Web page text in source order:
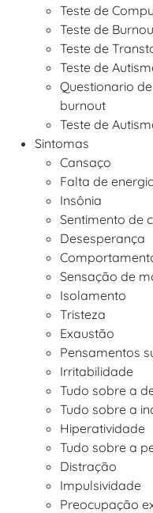
Teste de
Teste de
Teste de
Teste de
Questionario
burnout
Teste de
Sintomas
Cansaço
Falta de
Insônia
Sentimento de
Desesperança
Sensação de
Isolamento
Tristeza
Exaustão
Pensamentos
Irritabilidade
Tudo sobre a
Tudo sobre a
Hiperatividade
Tudo sobre a
Distração
Impulsividade
Preocupação